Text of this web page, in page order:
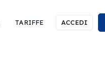
TARIFFE ACCEDI